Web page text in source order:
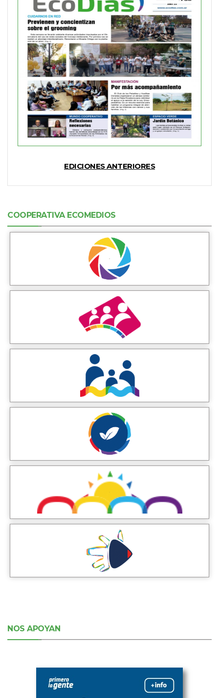
EDICIONES ANTERIORES
COOPERATIVA ECOMEDIOS
NOS APOYAN